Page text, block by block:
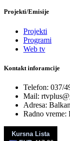
Projekti/Emisije
Projekti
Programi
Web tv
Kontakt inforamcije
Telefon: 037/
Mail:
Adresa:
Radno vreme: